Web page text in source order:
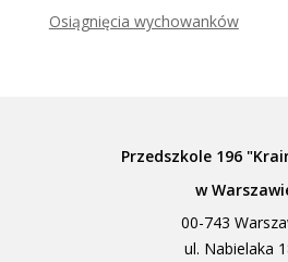
Osiągnięcia wychowanków
Przedszkole 196
w
00-743
ul. Nabielaka